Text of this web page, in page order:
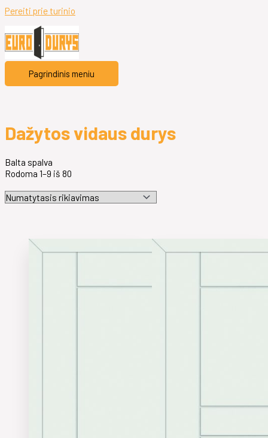
Pereiti prie turinio
Pagrindinis meniu
Dažytos vidaus durys
Balta spalva
Rodoma 1–9 iš 80